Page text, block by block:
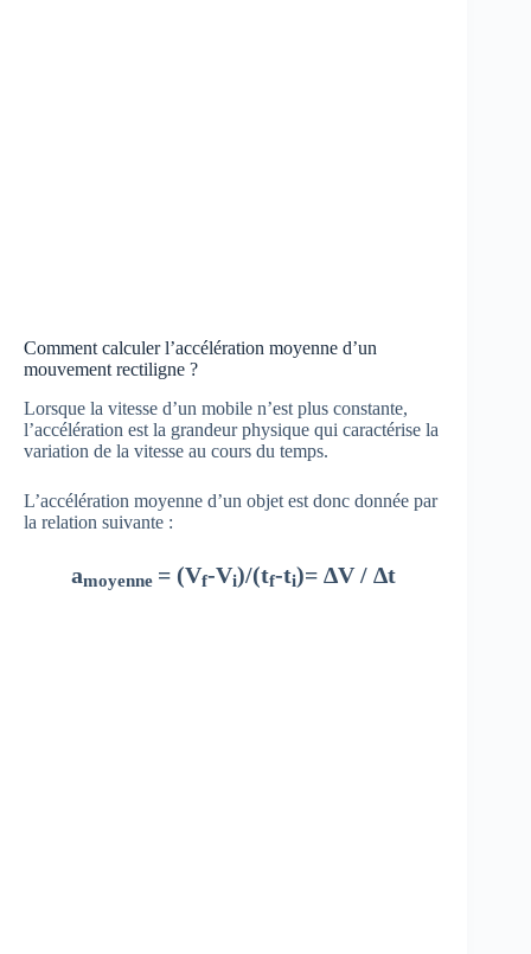
Comment calculer l’accélération moyenne d’un
mouvement rectiligne ?
Lorsque la vitesse d’un mobile n’est plus constante,
l’accélération est la grandeur physique qui caractérise la
variation de la vitesse au cours du temps.
L’accélération moyenne d’un objet est donc donnée par
la relation suivante :
amoyenne = (Vf-Vi)/(tf-ti)= ∆V / ∆t